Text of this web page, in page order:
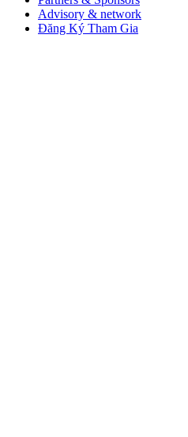
Advisory & network
Đăng Ký Tham Gia